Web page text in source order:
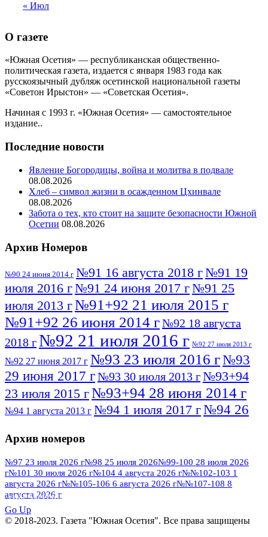
« Июл
О газете
«Южная Осетия» — республиканская общественно-
политическая газета, издается с января 1983 года как
русскоязычный дубляж осетинской национальной газеты
«Советон Ирыстон» — «Советская Осетия».
Начиная с 1993 г. «Южная Осетия» — самостоятельное
издание..
Последние новости
Явление Богородицы, война и молитва в подвале
08.08.2026
Хлеб – символ жизни в осажденном Цхинвале
08.08.2026
Забота о тех, кто стоит на защите безопасности Южной
Осетии 08.08.2026
Архив Номеров
№90 24 июня 2014 г №91 16 августа 2018 г№91 19
июля 2016 г№91 24 июня 2017 г№91 25
июля 2013 г№91+92 21 июля 2015 г
№91+92 26 июня 2014 г№92 18 августа
2018 г№92 21 июля 2016 г №92 27 июля 2013 г
№92 27 июня 2017 г №93 23 июля 2016 г№93
29 июня 2017 г№93 30 июля 2013 г№93+94
23 июля 2015 г№93+94 28 июня 2014 г
№94 1 августа 2013 г №94 1 июля 2017 г№94 26
№95 7 августа 2012 г
№95 28 июля 2016 г №95+96 3 августа
2013 г№96 6 июля 2017 г№96 9 августа
2012 г №96 28 июля 2015 г
№96+97 30 июля 2016 г
№97 11 августа 2012 г
Архив номеров
№97 23 июля 2026 г№98 25 июля 2026№99-100 28 июля 2026
г№101 30 июля 2026 г№104 4 августа 2026 г№№102-103 1
августа 2026 г№№105-106 6 августа 2026 г№№107-108 8
августа 2026 г
ПОСМОТРЕТЬ ВСЕ
Go Up
© 2018-2023. Газета "Южная Осетия". Все права защищены